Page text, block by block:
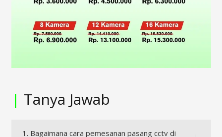
| Tanya Jawab
1. Bagaimana cara pemesanan pasang cctv di